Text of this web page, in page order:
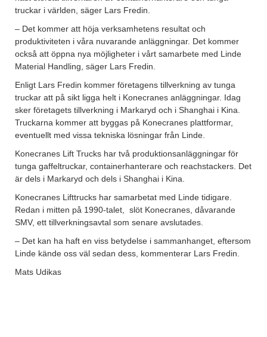
truckar i världen, säger Lars Fredin.
– Det kommer att höja verksamhetens resultat och
produktiviteten i våra nuvarande anläggningar. Det kommer
också att öppna nya möjligheter i vårt samarbete med Linde
Material Handling, säger Lars Fredin.
Enligt Lars Fredin kommer företagens tillverkning av tunga
truckar att på sikt ligga helt i Konecranes anläggningar. Idag
sker företagets tillverkning i Markaryd och i Shanghai i Kina.
Truckarna kommer att byggas på Konecranes plattformar,
eventuellt med vissa tekniska lösningar från Linde.
Konecranes Lift Trucks har två produktionsanläggningar för
tunga gaffeltruckar, containerhanterare och reachstackers. Det
är dels i Markaryd och dels i Shanghai i Kina.
Konecranes Lifttrucks har samarbetat med Linde tidigare.
Redan i mitten på 1990-talet, slöt Konecranes, dåvarande
SMV, ett tillverkningsavtal som senare avslutades.
– Det kan ha haft en viss betydelse i sammanhanget, eftersom
Linde kände oss väl sedan dess, kommenterar Lars Fredin.
Mats Udikas